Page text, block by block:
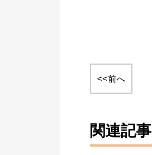
<<前へ
関連記事